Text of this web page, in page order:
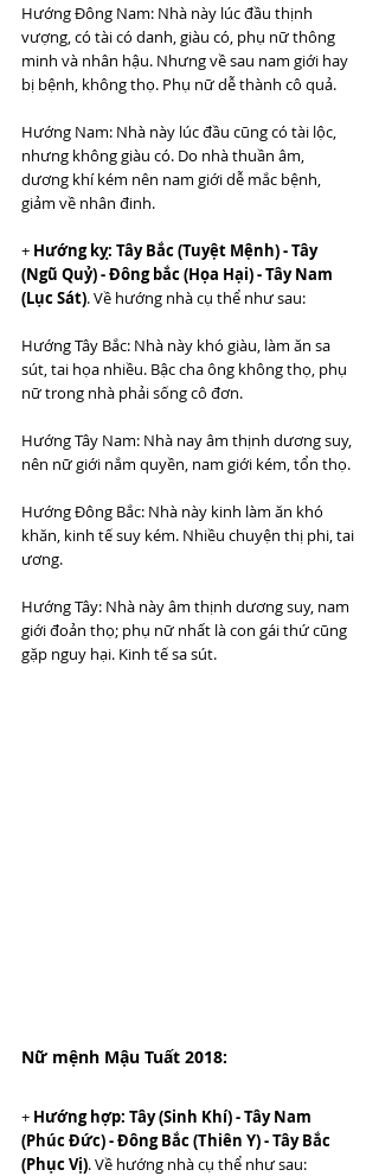
Hướng Đông Nam: Nhà này lúc đầu thịnh
vượng, có tài có danh, giàu có, phụ nữ thông
minh và nhân hậu. Nhưng về sau nam giới hay
bị bệnh, không thọ. Phụ nữ dễ thành cô quả.
Hướng Nam: Nhà này lúc đầu cũng có tài lộc,
nhưng không giàu có. Do nhà thuần âm,
dương khí kém nên nam giới dễ mắc bệnh,
giảm về nhân đinh.
+ Hướng kỵ: Tây Bắc (Tuyệt Mệnh) - Tây
(Ngũ Quỷ) - Đông bắc (Họa Hại) - Tây Nam
(Lục Sát). Về hướng nhà cụ thể như sau:
Hướng Tây Bắc: Nhà này khó giàu, làm ăn sa
sút, tai họa nhiều. Bậc cha ông không thọ, phụ
nữ trong nhà phải sống cô đơn.
Hướng Tây Nam: Nhà nay âm thịnh dương suy,
nên nữ giới nắm quyền, nam giới kém, tổn thọ.
Hướng Đông Bắc: Nhà này kinh làm ăn khó
khăn, kinh tế suy kém. Nhiều chuyện thị phi, tai
ương.
Hướng Tây: Nhà này âm thịnh dương suy, nam
giới đoản thọ; phụ nữ nhất là con gái thứ cũng
gặp nguy hại. Kinh tế sa sút.
Nữ mệnh Mậu Tuất 2018:
+ Hướng hợp: Tây (Sinh Khí) - Tây Nam
(Phúc Đức) - Đông Bắc (Thiên Y) - Tây Bắc
(Phục Vị). Về hướng nhà cụ thể như sau: